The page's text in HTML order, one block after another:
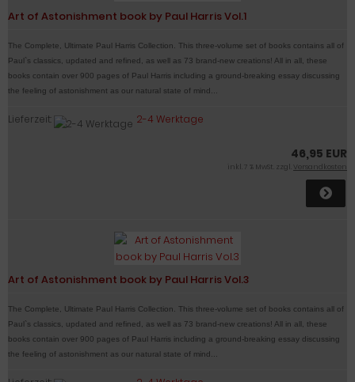
Art of Astonishment book by Paul Harris Vol.1
The Complete, Ultimate Paul Harris Collection. This three-volume set of books contains all of
Paul`s classics, updated and refined, as well as 73 brand-new creations! All in all, these
books contain over 900 pages of Paul Harris including a ground-breaking essay discussing
the feeling of astonishment as our natural state of mind...
Lieferzeit: 2-4 Werktage
46,95 EUR
inkl. 7 % MwSt. zzgl. Versandkosten
Art of Astonishment book by Paul Harris Vol.3
The Complete, Ultimate Paul Harris Collection. This three-volume set of books contains all of
Paul`s classics, updated and refined, as well as 73 brand-new creations! All in all, these
books contain over 900 pages of Paul Harris including a ground-breaking essay discussing
the feeling of astonishment as our natural state of mind...